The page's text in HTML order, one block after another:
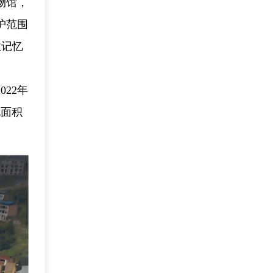
范围
忆
年
积